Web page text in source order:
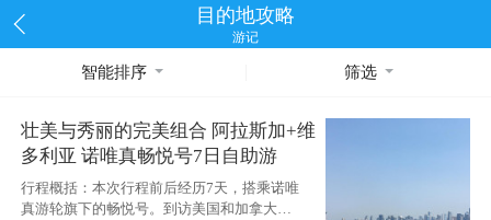
目的地攻略
游记
智能排序 筛选
壮美与秀丽的完美组合 阿拉斯加+维
多利亚 诺唯真畅悦号7日自助游
行程概括：本次行程前后经历7天，搭乘诺唯
真游轮旗下的畅悦号。到访美国和加拿大的4